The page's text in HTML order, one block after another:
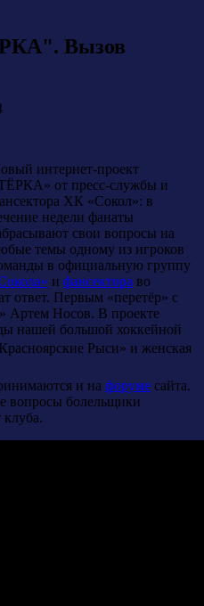
Вызов
интернет-проект
от пресс-службы и
ХК «Сокол»: в
недели фанаты
свои вопросы на
темы одному из игроков
в официальную группу
и фансектора во
ответ. Первым «перетёр» с
Артем Носов. В проекте
нашей большой хоккейной
Рыси» и женская
и на форуме сайта.
вопросы болельщики